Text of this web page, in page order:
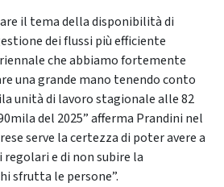
il tema della disponibilità di
dei flussi più efficiente
che abbiamo fortemente
una grande mano tenendo conto
unità di lavoro stagionale alle 82
del 2025” afferma Prandini nel
serve la certezza di poter avere a
e di non subire la
sfrutta le persone”.